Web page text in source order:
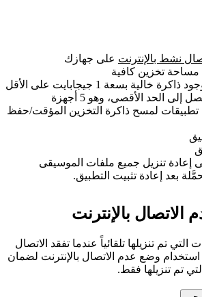
نشط بالإنترنت على جهازك
مساحة تخزين كافية
خالية بسعة 1 جيجابايت على الأقل
الحد الأقصى، وهو 5 أجهزة
لمسح ذاكرة التخزين المؤقت/حفظ
إعادة تنزيل جميع ملفات الموسيقى
بعد إعادة تثبيت التطبيق.
بالإنترنت
التي تم تنزيلها تلقائياً عندما تفقد الاتصال
استخدام وضع عدم الاتصال بالإنترنت لضمان
تم تنزيلها فقط.